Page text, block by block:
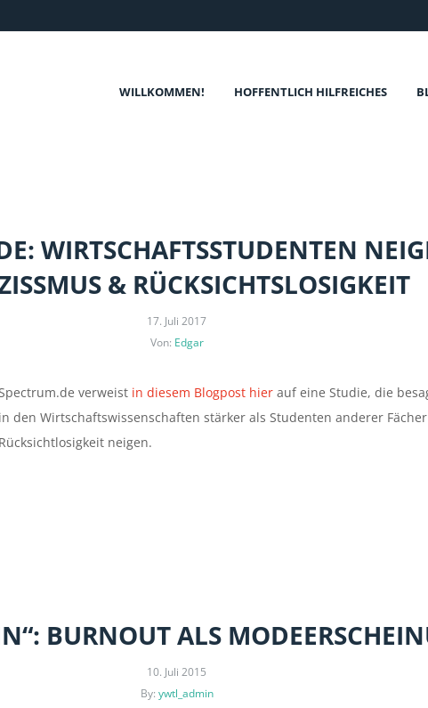
WILLKOMMEN! HOFFENTLICH HILFREICHES
WIRTSCHAFTSSTUDENTEN
& RÜCKSICHTSLOSIGKEIT
17. Juli 2017
Von: Edgar
verweist in diesem Blogpost hier auf eine Studie, die
in den Wirtschaftswissenschaften stärker als Studenten anderer
Rücksichtlosigkeit neigen.
BURNOUT ALS
10. Juli 2015
By: ywtl_admin